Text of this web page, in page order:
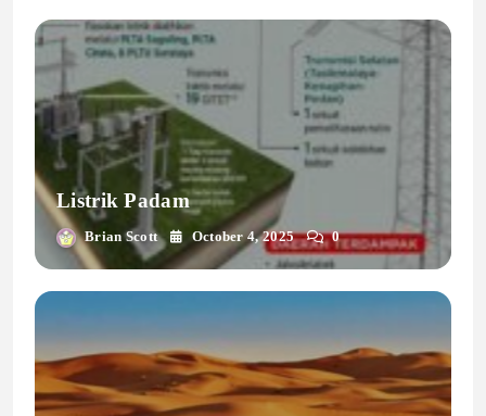
Listrik Padam
Brian Scott October 4, 2025 0